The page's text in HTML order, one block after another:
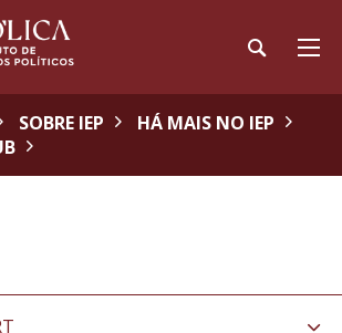
SOBRE IEP
HÁ MAIS NO IEP